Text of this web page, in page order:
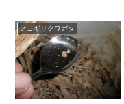
ノコギリクワガタ